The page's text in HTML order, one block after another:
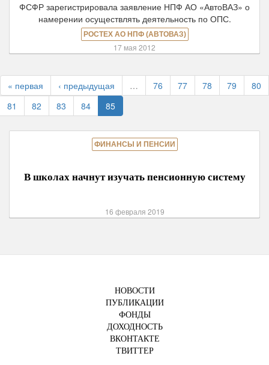
ФСФР зарегистрировала заявление НПФ АО «АвтоВАЗ» о
намерении осуществлять деятельность по ОПС.
РОСТЕХ АО НПФ (АВТОВАЗ)
17 мая 2012
« первая ‹ предыдущая … 76 77 78 79
80
81
82 83 84 85
ФИНАНСЫ И ПЕНСИИ
В школах начнут изучать пенсионную систему
16 февраля 2019
НОВОСТИ
ПУБЛИКАЦИИ
ФОНДЫ
ДОХОДНОСТЬ
ВКОНТАКТЕ
ТВИТТЕР